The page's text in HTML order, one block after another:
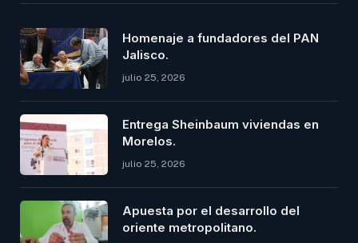
Homenaje a fundadores del PAN
Jalisco.
julio 25, 2026
Entrega Sheinbaum viviendas en
Morelos.
julio 25, 2026
Apuesta por el desarrollo del
oriente metropolitano.